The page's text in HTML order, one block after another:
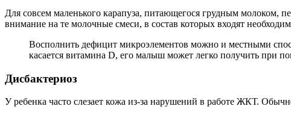
Для совсем маленького карапуза, питающегося грудным молоком,
внимание на те молочные смеси, в состав которых входят
Восполнить дефицит микроэлементов можно и местными
касается витамина D, его малыш может легко получить при
Дисбактериоз
У ребенка часто слезает кожа из-за нарушений в работе ЖКТ.